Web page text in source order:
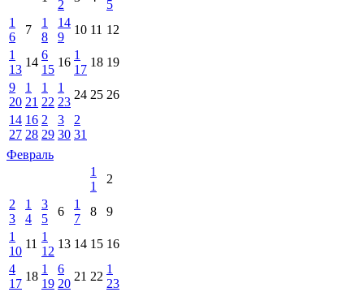
2
5
1
6
7
1
8
14
9
10 11 12
1
13
14
6
15
16
1
17
18 19
9
20
1
21
1
22
1
23
24 25 26
14
27
16
28
2
29
3
30
2
31
Февраль
1
1
2
2
3
1
4
3
5
6
1
7
8
9
1
10
11
1
12
13 14 15 16
4
17
18
1
19
6
20
21 22
1
23